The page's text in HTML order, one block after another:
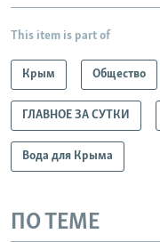
This item is part of
Крым Общество
ГЛАВНОЕ ЗА СУТКИ
Вода для Крыма
ПО ТЕМЕ